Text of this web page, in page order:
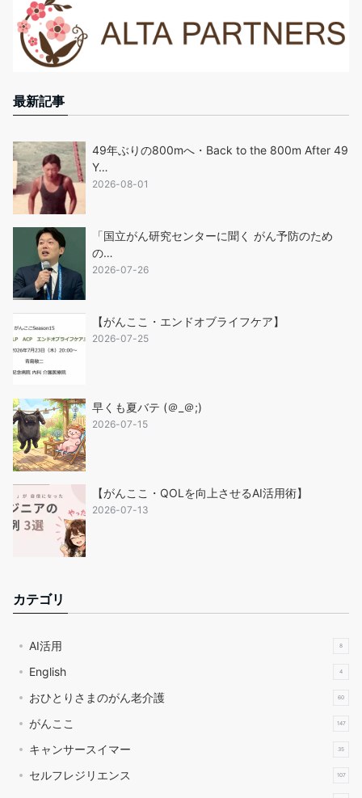
最新記事
49年ぶりの800mへ・Back to the 800m After 49
Y…
2026-08-01
「国立がん研究センターに聞く がん予防のため
の…
2026-07-26
【がんここ・エンドオブライフケア】
2026-07-25
早くも夏バテ (＠_＠;)
2026-07-15
【がんここ・QOLを向上させるAI活用術】
2026-07-13
カテゴリ
AI活用 8
English 4
おひとりさまのがん老介護 60
がんここ 147
キャンサースイマー 35
セルフレジリエンス 107